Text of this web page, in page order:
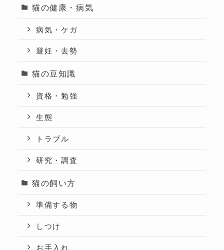
猫の健康・病気
病気・ケガ
避妊・去勢
猫の豆知識
資格・勉強
生態
トラブル
研究・調査
猫の飼い方
準備する物
しつけ
お手入れ